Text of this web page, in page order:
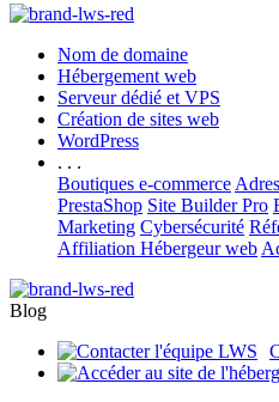
Nom de domaine
Hébergement web
Serveur dédié et VPS
Création de sites web
WordPress
. . .
Boutiques e-commerce
PrestaShop Site Builder Pro
Marketing Cybersécurité
Affiliation Hébergeur web
Blog